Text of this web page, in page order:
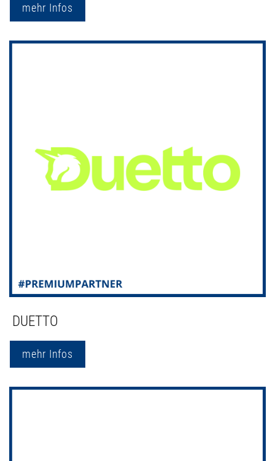
mehr Infos
DUETTO
mehr Infos